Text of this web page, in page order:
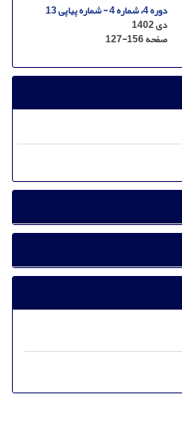
دوره 4، شماره 4 - شماره پیاپی 13
دی 1402
صفحه127-156